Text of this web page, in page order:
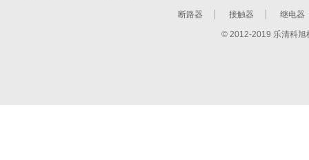
断路器 接触器 继电器
© 2012-2019 乐清科旭